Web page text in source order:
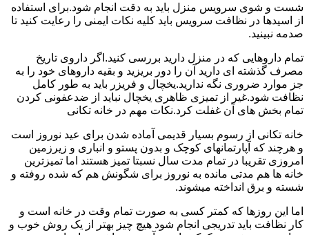
شست و شوی سرویس منزل باید به دقت انجام شود.برای استفاده
از اسیدها در نظافت سرویس باید کلیه نکات ایمنی را رعایت کنید تا
صدمه نبینید.
تمام داروهایی که در منزل دارید بررسی کنید.اگر داروی تاریخ
مصرف گذشته ای دارید آن را دور بریزید و بقیه داروهای خود را به
جز موارد ضروری نگه ندارید.یخچال و فریزر باید به طور کامل
نظافت شود.غیر از تمیزی ظاهری یخچال نباید از ضدعفونی کردن
تمام بخش های آن غفلت کرد.نکات مهم در خانه تکانی
خانه تکانی از رسوم بسیار قدیمی آماده شدن برای عید نوروز است
و هرچند که آپارتمانهای کوچک و بدون پستو و انباری و زیرزمین
امروزی تقریبا در تمام مدت سال نسبتا تمیز هستند اما تمیزترین
خانه ها هم مدتی مانده به نوروز برای شگونش هم که شده روفته و
شسته و برق انداخته میشوند.
اما این روزها که کمتر کسی به صورت تمام وقت در خانه است و
کار نظافت باید تدریجی انجام شود هیچ چیز بهتر از یک روش خوب و